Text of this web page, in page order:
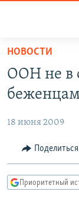
доступа
Вернуться
основному
Вернутся
главной
навигации
ПОДКАСТЫ
ЦИТАТЫ
МНЕНИЯ
IDEL.РЕАЛИИ
НОВОСТИ
ООН не в
18 июня 2009
Поделиться
Приоритетный